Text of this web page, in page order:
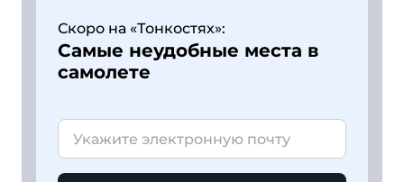
Скоро на «Тонкостях»:
Самые неудобные места в
самолете